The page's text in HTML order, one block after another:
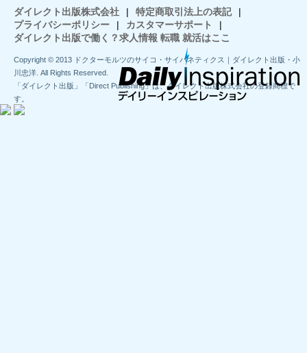
ダイレクト出版株式会社 | 特定商取引法上の表記
|
プライバシーポリシー
| カスタマーサポート
|
ダイレクト出版で働く？求人情報 転職 就活はここ
Copyright © 2013 ドクターモルツのサイコ・サイバネティクス｜ダイレクト出版・小
川忠洋. All Rights Reserved.
「ダイレクト出版」「Direct Publishing」は、ダイレクト出版株式会社の登録商標で
す。